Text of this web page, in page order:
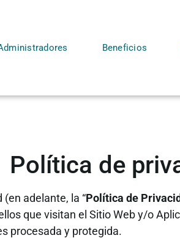
Beneficios
Política de
adelante, la “Política de
que visitan el Sitio Web y/o
procesada y protegida.